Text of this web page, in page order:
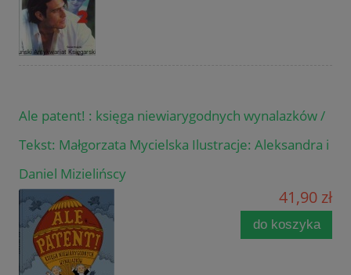
Ale patent! : księga niewiarygodnych wynalazków /
Tekst: Małgorzata Mycielska Ilustracje: Aleksandra i
Daniel Mizielińscy
41,90 zł
do koszyka